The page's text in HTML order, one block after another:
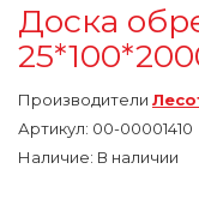
Доска
Производители
Артикул: 00-00001410
Наличие: В наличии